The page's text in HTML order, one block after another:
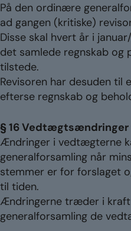
På den ordinære
ad gangen (kritiske)
Disse skal hvert år i
det samlede regnskab og
tilstede.
Revisoren har desuden til
efterse regnskab og
§ 16 Vedtægtsændringer
Ændringer i vedtægterne
generalforsamling når
stemmer er for forslaget
til tiden.
Ændringerne træder i kraft
generalforsamling de